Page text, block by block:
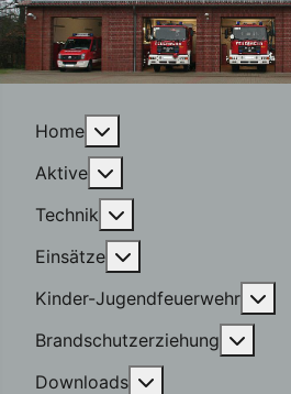
Home
Aktive
Technik
Einsätze
Kinder-Jugendfeuerwehr
Brandschutzerziehung
Downloads